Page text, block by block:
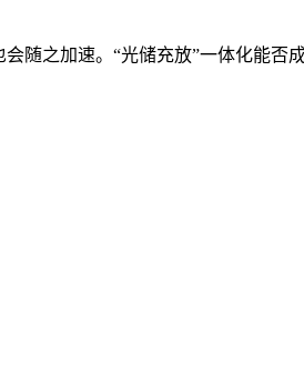
之加速。“光储充放”一体化能否